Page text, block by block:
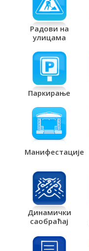
Радови на
улицама
Паркирање
Манифестације
Динамички
саобраћај